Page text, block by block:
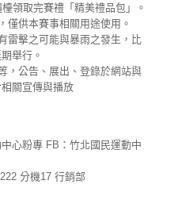
領取完賽禮「精美禮品包」。
僅供本賽事相關用途使用。
雷擊之可能與暴雨之發生，比
舉行。
，公告、展出、登錄於網站與
關宣傳與播放
心粉專 FB：竹北國民運動中
分機17 行銷部